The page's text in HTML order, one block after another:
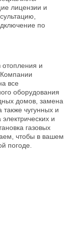
лицензии и
по
и
все
оборудования
домов, замена
чугунных и
и
газовых
чтобы в вашем
погоде.